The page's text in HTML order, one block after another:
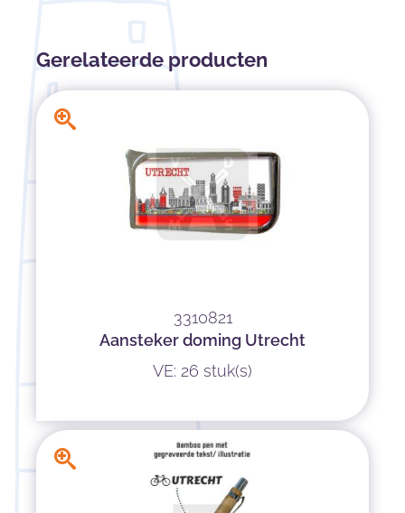
Gerelateerde producten
3310821
Aansteker doming Utrecht
VE: 26 stuk(s)